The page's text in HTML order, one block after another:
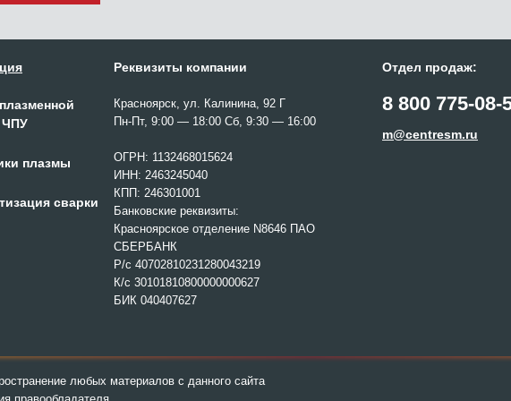
8 800 775-08-
Реквизиты компании
Красноярск, ул. Калинина, 92 Г
Пн-Пт, 9:00 — 18:00 Сб, 9:30 — 16:00
ОГРН: 1132468015624
ИНН: 2463245040
КПП: 246301001
Банковские реквизиты:
Красноярское отделение N8646 ПАО
СБЕРБАНК
Р/с 40702810231280043219
К/с 30101810800000000627
БИК 040407627
Отдел продаж:
m@centresm.ru
любых материалов с данного сайта
ЧПУ
плазмы
сварки